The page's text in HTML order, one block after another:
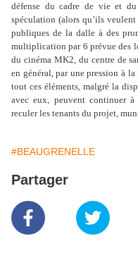
défense du cadre de vie et
spéculation (alors qu’ils
publiques de la dalle à des
multiplication par 6 prévue des
du cinéma MK2, du centre de
en général, par une pression à
tout ces éléments, malgré la
avec eux, peuvent continuer
reculer les tenants du projet,
#BEAUGRENELLE
Partager